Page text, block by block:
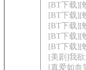
[BT下载][
[BT下载][
[BT下载][
[BT下载][
[BT下载][
[美剧]我欲
[真爱如血